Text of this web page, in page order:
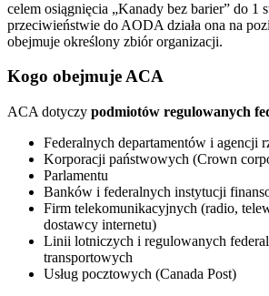
celem osiągnięcia „Kanady bez barier” do 1
przeciwieństwie do AODA działa ona na
obejmuje określony zbiór organizacji.
Kogo obejmuje ACA
ACA dotyczy podmiotów regulowanych
Federalnych departamentów i agencji
Korporacji państwowych (Crown
Parlamentu
Banków i federalnych instytucji
Firm telekomunikacyjnych (radio,
dostawcy internetu)
Linii lotniczych i regulowanych
transportowych
Usług pocztowych (Canada Post)